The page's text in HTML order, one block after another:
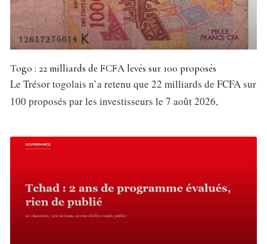
Togo : 22 milliards de FCFA levés sur 100 proposés
Le Trésor togolais n’a retenu que 22 milliards de FCFA sur
100 proposés par les investisseurs le 7 août 2026,